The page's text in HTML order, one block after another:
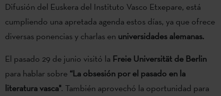
Difusión del Euskera del Instituto Vasco Etxepare, está
cumpliendo una apretada agenda estos días, ya que ofrece
diversas ponencias y charlas en universidades alemanas.
El pasado 29 de junio visitó la Freie Universität de Berlin
para hablar sobre “La obsesión por el pasado en la
literatura vasca". También aprovechó la oportunidad para